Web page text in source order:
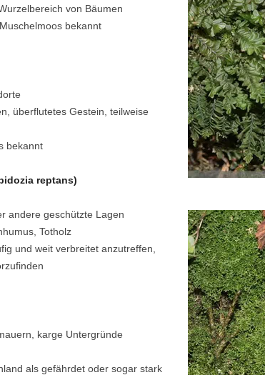
von Bäumen
bekannt
überflutetes Gestein, teilweise
bekannt
reptans)
andere geschützte Lagen
Totholz
und weit verbreitet anzutreffen,
karge Untergründe
als gefährdet oder sogar stark